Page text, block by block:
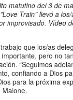
matutino del 3 de
Train" llevó a
improvisado. Vídeo
que los/as
pero no
“Seguimos
confiando a Dios
para la próxima
Malone.